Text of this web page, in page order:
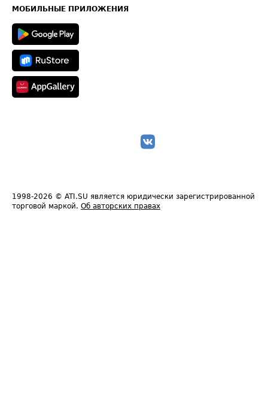
Техническая информация
МОБИЛЬНЫЕ ПРИЛОЖЕНИЯ
1998-2026 © ATI.SU является юридически зарегистрированной
торговой маркой. Об авторских правах